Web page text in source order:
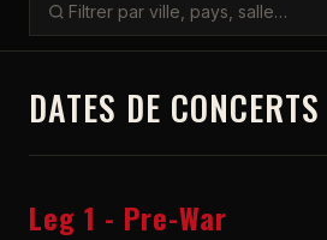
DATES DE CONCERTS
Leg 1 - Pre-War